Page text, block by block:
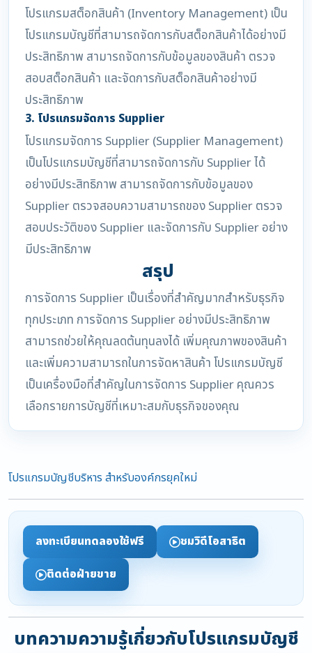
โปรแกรมสต็อกสินค้า (Inventory Management) เป็น
โปรแกรมบัญชีที่สามารถจัดการกับสต็อกสินค้าได้อย่างมี
ประสิทธิภาพ สามารถจัดการกับข้อมูลของสินค้า ตรวจ
สอบสต็อกสินค้า และจัดการกับสต็อกสินค้าอย่างมี
ประสิทธิภาพ
3. โปรแกรมจัดการ Supplier
โปรแกรมจัดการ Supplier (Supplier Management)
เป็นโปรแกรมบัญชีที่สามารถจัดการกับ Supplier ได้
อย่างมีประสิทธิภาพ สามารถจัดการกับข้อมูลของ
Supplier ตรวจสอบความสามารถของ Supplier ตรวจ
สอบประวัติของ Supplier และจัดการกับ Supplier อย่าง
มีประสิทธิภาพ
สรุป
การจัดการ Supplier เป็นเรื่องที่สำคัญมากสำหรับธุรกิจ
ทุกประเภท การจัดการ Supplier อย่างมีประสิทธิภาพ
สามารถช่วยให้คุณลดต้นทุนลงได้ เพิ่มคุณภาพของสินค้า
และเพิ่มความสามารถในการจัดหาสินค้า โปรแกรมบัญชี
เป็นเครื่องมือที่สำคัญในการจัดการ Supplier คุณควร
เลือกรายการบัญชีที่เหมาะสมกับธุรกิจของคุณ
โปรแกรมบัญชีบริหาร สำหรับองค์กรยุคใหม่
ลงทะเบียนทดลองใช้ฟรี
ชมวิดีโอสาธิต
ติดต่อฝ่ายขาย
บทความความรู้เกี่ยวกับโปรแกรมบัญชี